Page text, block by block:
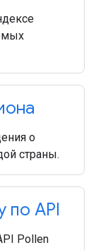
о
страны.
по API
Pollen